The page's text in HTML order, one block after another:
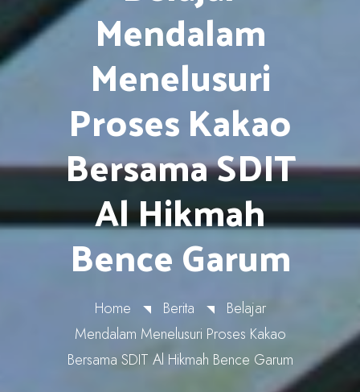
Mendalam
Menelusuri
Proses Kakao
Bersama SDIT
Al Hikmah
Bence Garum
Home Berita
Belajar
Mendalam Menelusuri Proses Kakao
Bersama SDIT Al Hikmah Bence Garum